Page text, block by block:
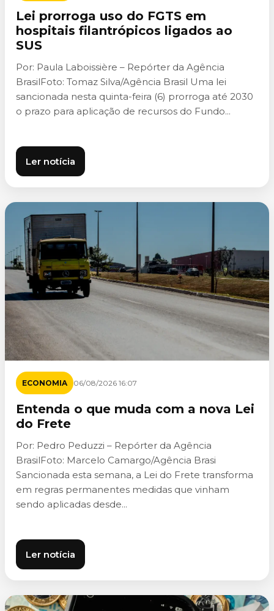
Lei prorroga uso do FGTS em
hospitais filantrópicos ligados ao
SUS
Por: Paula Laboissière – Repórter da Agência
BrasilFoto: Tomaz Silva/Agência Brasil Uma lei
sancionada nesta quinta-feira (6) prorroga até 2030
o prazo para aplicação de recursos do Fundo...
Ler notícia
ECONOMIA 06/08/2026 16:07
Entenda o que muda com a nova Lei
do Frete
Por: Pedro Peduzzi – Repórter da Agência
BrasilFoto: Marcelo Camargo/Agência Brasi
Sancionada esta semana, a Lei do Frete transforma
em regras permanentes medidas que vinham
sendo aplicadas desde...
Ler notícia